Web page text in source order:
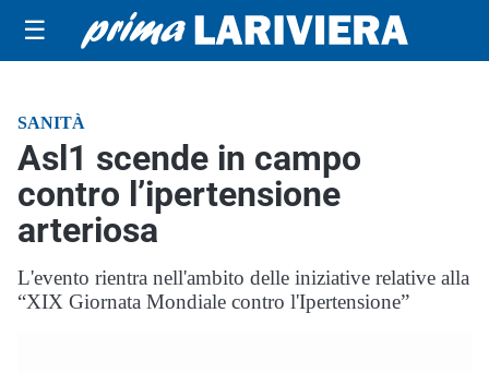
☰
SANITÀ
Asl1 scende in campo
contro l’ipertensione
arteriosa
L'evento rientra nell'ambito delle iniziative relative alla
“XIX Giornata Mondiale contro l'Ipertensione”